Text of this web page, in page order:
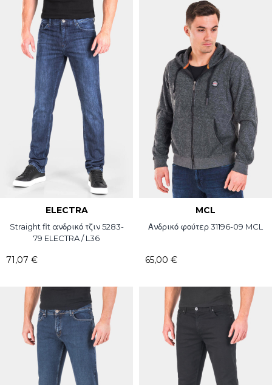
ELECTRA
Straight fit ανδρικό τζιν 5283-
79 ELECTRA / L36
71,07 €
MCL
Ανδρικό φούτερ 31196-09 MCL
65,00 €